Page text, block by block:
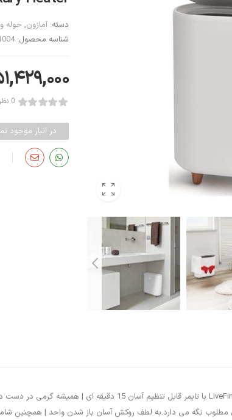
دسته: آمازون, حوله
شناسه محصول:
0 نظرات
در انبار موجود
واحد برای مدت چرخه در دمای مطلوب نگه می دارد.به لطف روکش آسان باز شدن